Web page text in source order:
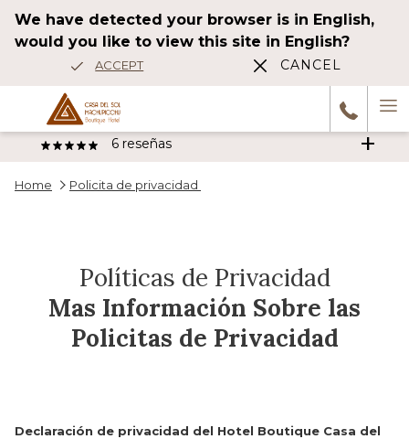
We have detected your browser is in English,
would you like to view this site in English?
ACCEPT CANCEL
6 reseñas
HAH_2014df
Home Policita de privacidad
Políticas de Privacidad
Mas Información Sobre las
Policitas de Privacidad
Declaración de privacidad del Hotel Boutique Casa del